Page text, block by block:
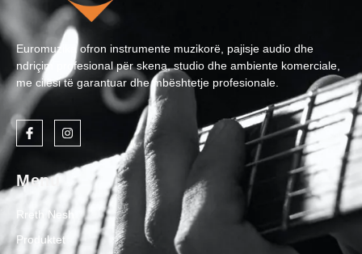
Euromuzika ofron instrumente muzikorë, pajisje audio dhe
ndriçim profesional për skena, studio dhe ambiente komerciale,
me cilësi të garantuar dhe mbështetje profesionale.
Menu
Rreth Nesh
Produktet